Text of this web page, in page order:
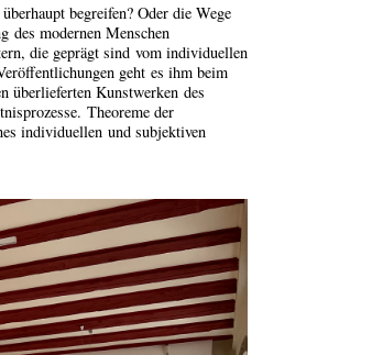
begreifen? Oder die Wege
des modernen Menschen
die geprägt sind vom individuellen
geht es ihm beim
überlieferten Kunstwerken des
Theoreme der
individuellen und subjektiven